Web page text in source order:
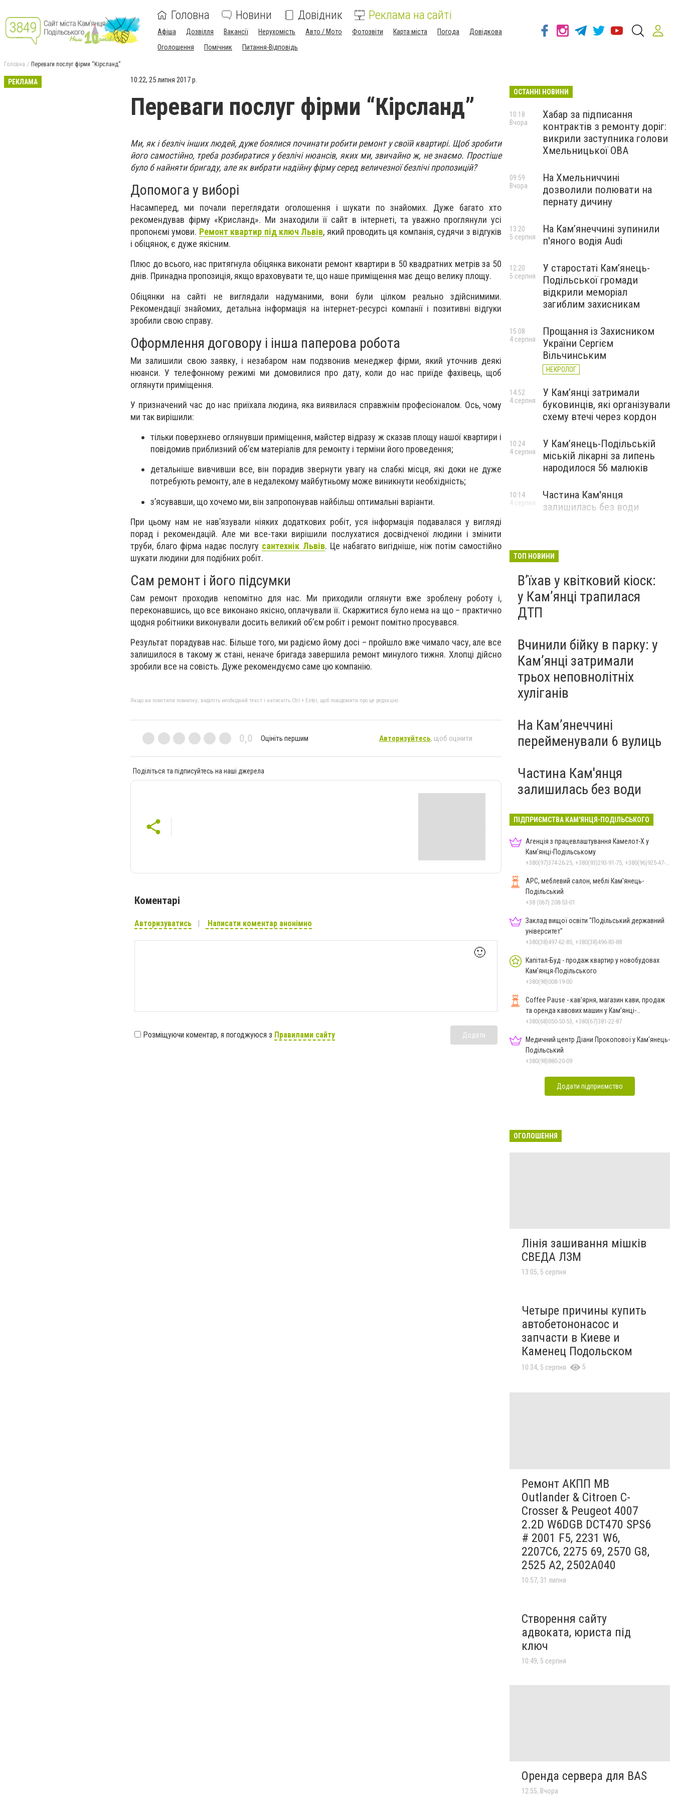
Головна Новини Довідник Реклама на сайті
Афіша Дозвілля Вакансії Нерухомість Авто / Мото Фотозвіти Карта міста Погода
Довідкова
Оголошення
Помічник Питання-Відповідь
Головна Переваги послуг фірми “Кірсланд”
РЕКЛАМА 10:22, 25 липня 2017 р.
Переваги послуг фірми “Кірсланд”
Ми, як і безліч інших людей, дуже боялися починати робити ремонт у своїй квартирі. Щоб зробити
його самостійно, треба розбиратися у безлічі нюансів, яких ми, звичайно ж, не знаємо. Простіше
було б найняти бригаду, але як вибрати надійну фірму серед величезної безлічі пропозицій?
Допомога у виборі
Насамперед, ми почали переглядати оголошення і шукати по знайомих. Дуже багато хто
рекомендував фірму «Крисланд». Ми знаходили її сайт в інтернеті, та уважно проглянули усі
пропонємі умови. Ремонт квартир під ключ Львів, який проводить ця компанія, судячи з відгуків
і обіцянок, є дуже якісним.
Плюс до всього, нас притягнула обіцянка виконати ремонт квартири в 50 квадратних метрів за 50
днів. Принадна пропозиція, якщо враховувати те, що наше приміщення має дещо велику площу.
Обіцянки на сайті не виглядали надуманими, вони були цілком реально здійснимими.
Рекомендації знайомих, детальна інформація на інтернет-ресурсі компанії і позитивні відгуки
зробили свою справу.
Оформлення договору і інша паперова робота
Ми залишили свою заявку, і незабаром нам подзвонив менеджер фірми, який уточнив деякі
нюанси. У телефонному режимі ми домовилися про дату, коли до нас приїде фахівець, щоб
оглянути приміщення.
У призначений час до нас приїхала людина, яка виявилася справжнім професіоналом. Ось, чому
ми так вирішили:
тільки поверхнево оглянувши приміщення, майстер відразу ж сказав площу нашої квартири і
повідомив приблизний об’єм матеріалів для ремонту і терміни його проведення;
детальніше вивчивши все, він порадив звернути увагу на слабкі місця, які доки не дуже
потребують ремонту, але в недалекому майбутньому може виникнути необхідність;
з’ясувавши, що хочемо ми, він запропонував найбільш оптимальні варіанти.
При цьому нам не нав’язували ніяких додаткових робіт, уся інформація подавалася у вигляді
порад і рекомендацій. Але ми все-таки вирішили послухатися досвідченої людини і змінити
труби, благо фірма надає послугу сантехнік Львів. Це набагато вигідніше, ніж потім самостійно
шукати людини для подібних робіт.
Сам ремонт і його підсумки
Сам ремонт проходив непомітно для нас. Ми приходили оглянути вже зроблену роботу і,
переконавшись, що все виконано якісно, оплачували її. Скаржитися було нема на що – практично
щодня робітники виконували досить великий об’єм робіт і ремонт помітно просувався.
Результат порадував нас. Більше того, ми радіємо йому досі – пройшло вже чимало часу, але все
залишилося в такому ж стані, неначе бригада завершила ремонт минулого тижня. Хлопці дійсно
зробили все на совість. Дуже рекомендуємо саме цю компанію.
Якщо ви помітили помилку, виділіть необхідний текст і натисніть Ctrl + Enter, щоб повідомити про це редакцію
0,0 Оцініть першим Авторизуйтесь, щоб оцінити
Поділіться та підписуйтесь на наші джерела
Коментарі
Авторизуватись Написати коментар анонімно
🙂
Розміщуючи коментар, я погоджуюся з Правилами сайту Додати
ОСТАННІ НОВИНИ
Хабар за підписання
контрактів з ремонту доріг:
викрили заступника голови
Хмельницької ОВА
10:18
Вчора
На Хмельниччині
дозволили полювати на
пернату дичину
09:59
Вчора
На Камʼянеччині зупинили
п'яного водія Audi
13:20
5 серпня
У старостаті Кам’янець-
Подільської громади
відкрили меморіал
загиблим захисникам
12:20
5 серпня
Прощання із Захисником
України Сергієм
Вільчинським
НЕКРОЛОГ
15:08
4 серпня
У Кам’янці затримали
буковинців, які організували
схему втечі через кордон
14:52
4 серпня
У Кам’янець-Подільській
міській лікарні за липень
народилося 56 малюків
10:24
4 серпня
Частина Кам'янця
залишилась без води
10:14
4 серпня
ТОП НОВИНИ
Вʼїхав у квітковий кіоск:
у Камʼянці трапилася
ДТП
Вчинили бійку в парку: у
Кам’янці затримали
трьох неповнолітніх
хуліганів
На Камʼянеччині
перейменували 6 вулиць
Частина Кам'янця
залишилась без води
ПІДПРИЄМСТВА КАМ'ЯНЦЯ-ПОДІЛЬСЬКОГО
Агенція з працевлаштування Камелот-Х у
Кам’янці-Подільському
+380(97)374-26-25, +380(93)293-91-75, +380(96)925-47-71, +380(73)327-54-83
АРС, меблевий салон, меблі Кам'янець-
Подільський
+38 (067) 208-53-01
Заклад вищої освіти "Подільський державний
університет"
+380(38)497-62-85, +380(38)496-83-88
Капітал-Буд - продаж квартир у новобудовах
Кам’янця-Подільського
+380(98)008-19-00
Coffee Pause - кав’ярня, магазин кави, продаж
та оренда кавових машин у Кам’янці-
Подільському
+380(68)050-50-53, +380(67)381-22-87
Медичний центр Діани Прокопової у Кам'янець-
Подільський
+380(98)880-20-09
Додати підприємство
ОГОЛОШЕННЯ
Лінія зашивання мішків
СВЕДА ЛЗМ
13:05, 5 серпня
Четыре причины купить
автобетононасос и
запчасти в Киеве и
Каменец Подольском
10:34, 5 серпня 5
Ремонт АКПП MB
Outlander & Citroen C-
Crosser & Peugeot 4007
2.2D W6DGB DCT470 SPS6
# 2001 F5, 2231 W6,
2207C6, 2275 69, 2570 G8,
2525 A2, 2502A040
10:57, 31 липня
Створення сайту
адвоката, юриста під
ключ
10:49, 5 серпня
Оренда сервера для BAS
12:55, Вчора